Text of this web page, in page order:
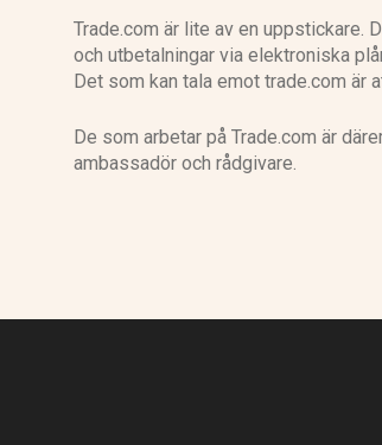
Trade.com är lite av en uppstickare.
och utbetalningar via elektroniska
Det som kan tala emot trade.com är
De som arbetar på Trade.com är
ambassadör och rådgivare.